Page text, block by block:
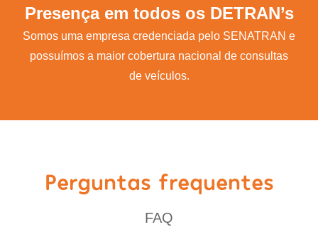
Presença em todos os DETRAN’s
Somos uma empresa credenciada pelo SENATRAN e
possuímos a maior cobertura nacional de consultas
de veículos.
Perguntas frequentes
FAQ